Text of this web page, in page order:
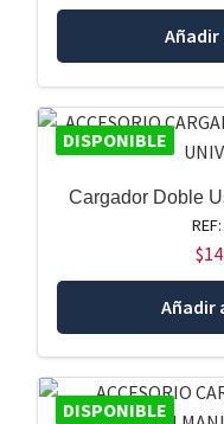
DISPONIBLE
Cargador Doble
$
Añadir
DISPONIBLE